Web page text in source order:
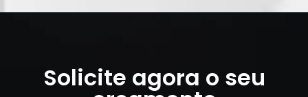
Solicite agora o seu